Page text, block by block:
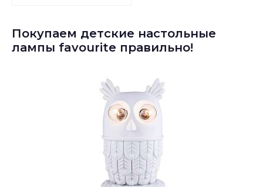
Покупаем детские настольные
лампы favourite правильно!